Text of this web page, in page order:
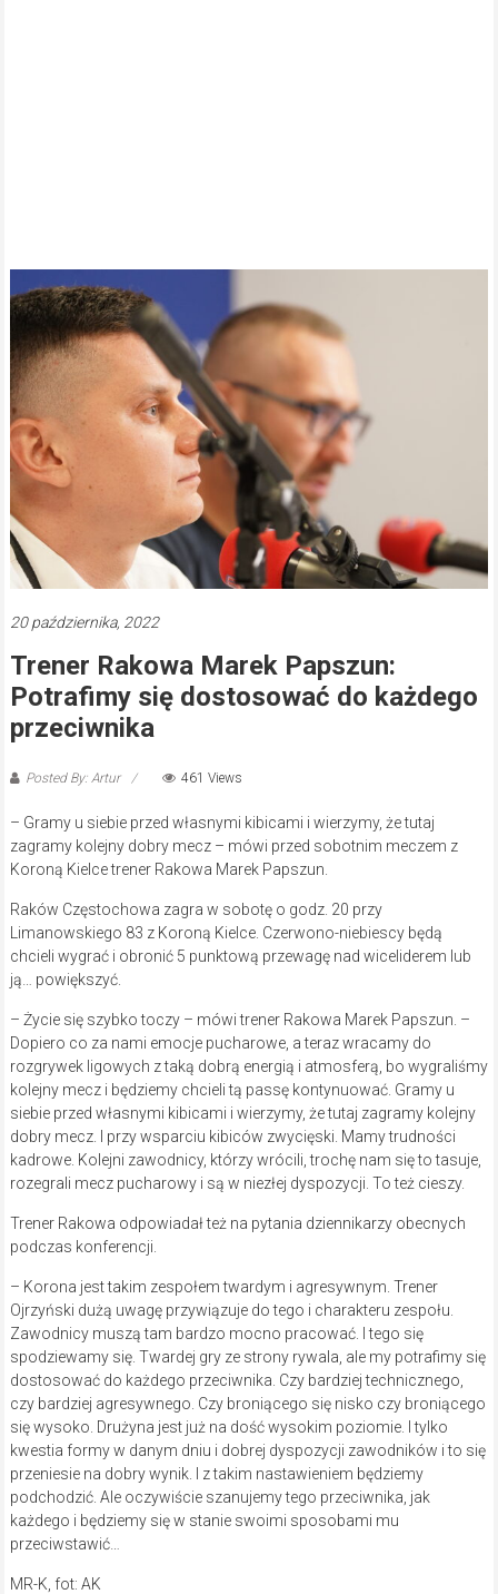
20 października, 2022
Trener Rakowa Marek Papszun:
Potrafimy się dostosować do każdego
przeciwnika
Posted By: Artur 461 Views
– Gramy u siebie przed własnymi kibicami i wierzymy, że tutaj
zagramy kolejny dobry mecz – mówi przed sobotnim meczem z
Koroną Kielce trener Rakowa Marek Papszun.
Raków Częstochowa zagra w sobotę o godz. 20 przy
Limanowskiego 83 z Koroną Kielce. Czerwono-niebiescy będą
chcieli wygrać i obronić 5 punktową przewagę nad wiceliderem lub
ją… powiększyć.
– Życie się szybko toczy – mówi trener Rakowa Marek Papszun. –
Dopiero co za nami emocje pucharowe, a teraz wracamy do
rozgrywek ligowych z taką dobrą energią i atmosferą, bo wygraliśmy
kolejny mecz i będziemy chcieli tą passę kontynuować. Gramy u
siebie przed własnymi kibicami i wierzymy, że tutaj zagramy kolejny
dobry mecz. I przy wsparciu kibiców zwycięski. Mamy trudności
kadrowe. Kolejni zawodnicy, którzy wrócili, trochę nam się to tasuje,
rozegrali mecz pucharowy i są w niezłej dyspozycji. To też cieszy.
Trener Rakowa odpowiadał też na pytania dziennikarzy obecnych
podczas konferencji.
– Korona jest takim zespołem twardym i agresywnym. Trener
Ojrzyński dużą uwagę przywiązuje do tego i charakteru zespołu.
Zawodnicy muszą tam bardzo mocno pracować. I tego się
spodziewamy się. Twardej gry ze strony rywala, ale my potrafimy się
dostosować do każdego przeciwnika. Czy bardziej technicznego,
czy bardziej agresywnego. Czy broniącego się nisko czy broniącego
się wysoko. Drużyna jest już na dość wysokim poziomie. I tylko
kwestia formy w danym dniu i dobrej dyspozycji zawodników i to się
przeniesie na dobry wynik. I z takim nastawieniem będziemy
podchodzić. Ale oczywiście szanujemy tego przeciwnika, jak
każdego i będziemy się w stanie swoimi sposobami mu
przeciwstawić…
MR-K, fot: AK